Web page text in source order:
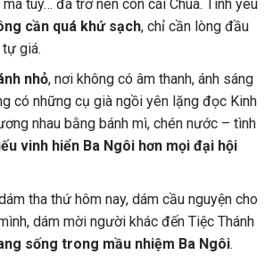
túy… đã trở nên con cái Chúa. Tình yêu
cần quá khứ sạch, chỉ cần lòng đầu
giá.
nhỏ, nơi không có âm thanh, ánh sáng
có những cụ già ngồi yên lặng đọc Kinh
nhau bằng bánh mì, chén nước – tình
vinh hiển Ba Ngôi hơn mọi đại hội
tha thứ hôm nay, dám cầu nguyện cho
dám mời người khác đến Tiệc Thánh
sống trong mầu nhiệm Ba Ngôi.